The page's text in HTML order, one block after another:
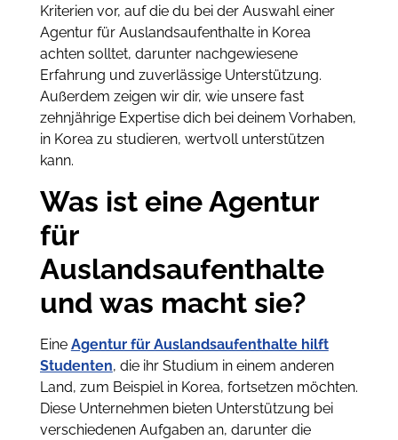
Kriterien vor, auf die du bei der Auswahl einer
Agentur für Auslandsaufenthalte in Korea
achten solltet, darunter nachgewiesene
Erfahrung und zuverlässige Unterstützung.
Außerdem zeigen wir dir, wie unsere fast
zehnjährige Expertise dich bei deinem Vorhaben,
in Korea zu studieren, wertvoll unterstützen
kann.
Was ist eine Agentur
für
Auslandsaufenthalte
und was macht sie?
Eine Agentur für Auslandsaufenthalte hilft
Studenten, die ihr Studium in einem anderen
Land, zum Beispiel in Korea, fortsetzen möchten.
Diese Unternehmen bieten Unterstützung bei
verschiedenen Aufgaben an, darunter die